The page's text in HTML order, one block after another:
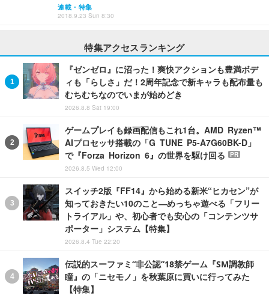
連載・特集
2018.9.23 Sun 8:30
特集アクセスランキング
『ゼンゼロ』に沼った！爽快アクションも豊満ボデ
ィも「らしさ」だ！2周年記念で新キャラも配布量も
むちむちなのでいまが始めどき
2026.8.8 Sat 19:00
ゲームプレイも録画配信もこれ1台。AMD Ryzen™
AIプロセッサ搭載の「G TUNE P5-A7G60BK-D」
で『Forza Horizon 6』の世界を駆け回る
PR
2026.8.5 Wed 12:00
スイッチ2版『FF14』から始める新米“ヒカセン”が
知っておきたい10のこと―めっちゃ遊べる「フリー
トライアル」や、初心者でも安心の「コンテンツサ
ポーター」システム【特集】
2026.8.4 Tue 22:20
伝説的スーファミ“非公認”18禁ゲーム『SM調教師
瞳』の「ニセモノ」を秋葉原に買いに行ってみた
【特集】